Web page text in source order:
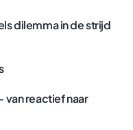
dilemma in de strijd
van reactief naar